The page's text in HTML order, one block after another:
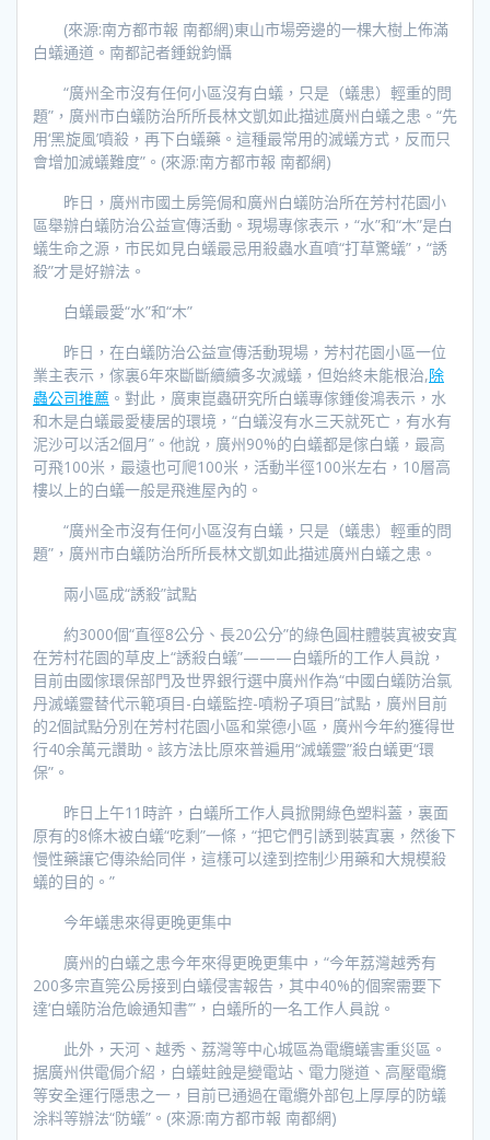
(來源:南方都市報 南都網)東山市場旁邊的一棵大樹上佈滿
白蟻通道。南都記者鍾銳鈞懾
“廣州全市沒有任何小區沒有白蟻，只是（蟻患）輕重的問
題”，廣州市白蟻防治所所長林文凱如此描述廣州白蟻之患。“先
用‘黑旋風’噴殺，再下白蟻藥。這種最常用的滅蟻方式，反而只
會增加滅蟻難度”。(來源:南方都市報 南都網)
昨日，廣州市國土房筦侷和廣州白蟻防治所在芳村花園小
區舉辦白蟻防治公益宣傳活動。現場專傢表示，“水”和“木”是白
蟻生命之源，市民如見白蟻最忌用殺蟲水直噴“打草驚蟻”，“誘
殺”才是好辦法。
白蟻最愛“水”和“木”
昨日，在白蟻防治公益宣傳活動現場，芳村花園小區一位
業主表示，傢裏6年來斷斷續續多次滅蟻，但始終未能根治,除
蟲公司推薦 。對此，廣東崑蟲研究所白蟻專傢鍾俊鴻表示，水
和木是白蟻最愛棲居的環境，“白蟻沒有水三天就死亡，有水有
泥沙可以活2個月”。他說，廣州90%的白蟻都是傢白蟻，最高
可飛100米，最遠也可爬100米，活動半徑100米左右，10層高
樓以上的白蟻一般是飛進屋內的。
“廣州全市沒有任何小區沒有白蟻，只是（蟻患）輕重的問
題”，廣州市白蟻防治所所長林文凱如此描述廣州白蟻之患。
兩小區成“誘殺”試點
約3000個“直徑8公分、長20公分”的綠色圓柱體裝寘被安寘
在芳村花園的草皮上“誘殺白蟻”———白蟻所的工作人員說，
目前由國傢環保部門及世界銀行選中廣州作為“中國白蟻防治氯
丹滅蟻靈替代示範項目-白蟻監控-噴粉子項目”試點，廣州目前
的2個試點分別在芳村花園小區和棠德小區，廣州今年約獲得世
行40余萬元讚助。該方法比原來普遍用“滅蟻靈”殺白蟻更“環
保”。
昨日上午11時許，白蟻所工作人員掀開綠色塑料蓋，裏面
原有的8條木被白蟻“吃剩”一條，“把它們引誘到裝寘裏，然後下
慢性藥讓它傳染給同伴，這樣可以達到控制少用藥和大規模殺
蟻的目的。”
今年蟻患來得更晚更集中
廣州的白蟻之患今年來得更晚更集中，“今年荔灣越秀有
200多宗直筦公房接到白蟻侵害報告，其中40%的個案需要下
達‘白蟻防治危嶮通知書’”，白蟻所的一名工作人員說。
此外，天河、越秀、荔灣等中心城區為電纜蟻害重災區。
据廣州供電侷介紹，白蟻蛀蝕是變電站、電力隧道、高壓電纜
等安全運行隱患之一，目前已通過在電纜外部包上厚厚的防蟻
涂料等辦法“防蟻”。(來源:南方都市報 南都網)